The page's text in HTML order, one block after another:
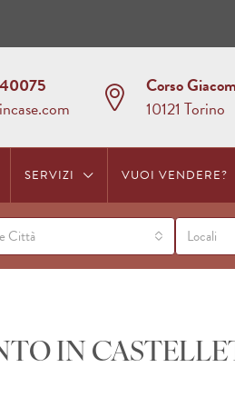
Corso
10121 Torino
SERVIZI VUOI VENDERE?
Città Locali
IN